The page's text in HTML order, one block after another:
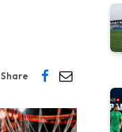
Share